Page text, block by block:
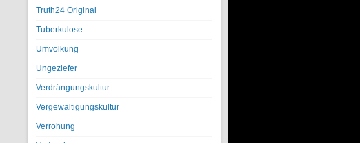
Truth24 Original
Tuberkulose
Umvolkung
Ungeziefer
Verdrängungskultur
Vergewaltigungskultur
Verrohung